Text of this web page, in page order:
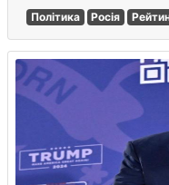
Політика Росія